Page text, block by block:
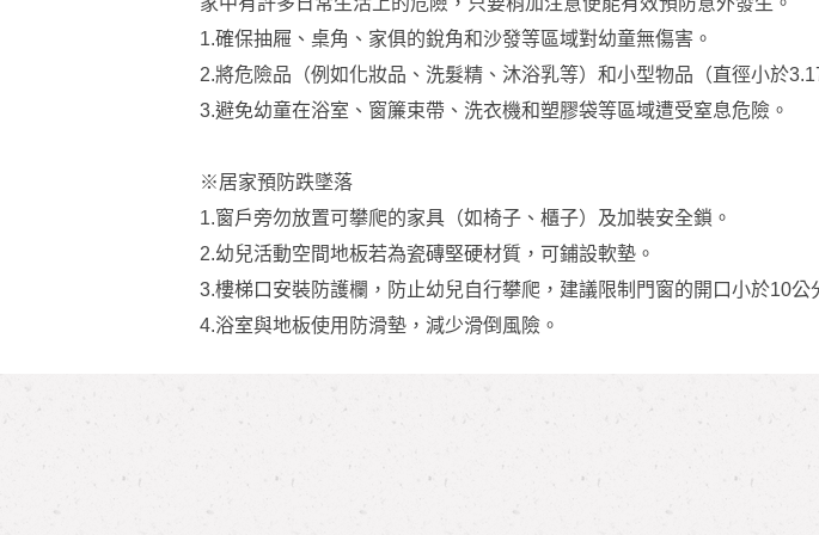
1.確保抽屜、桌角、家俱的銳角和沙發等區域對幼童無傷害。
2.將危險品（例如化妝品、洗髮精、沐浴乳等）和小型物品（直徑小於
3.避免幼童在浴室、窗簾束帶、洗衣機和塑膠袋等區域遭受窒息危險。
※居家預防跌墜落
1.窗戶旁勿放置可攀爬的家具（如椅子、櫃子）及加裝安全鎖。
2.幼兒活動空間地板若為瓷磚堅硬材質，可鋪設軟墊。
3.樓梯口安裝防護欄，防止幼兒自行攀爬，建議限制門窗的開口小於10公
4.浴室與地板使用防滑墊，減少滑倒風險。